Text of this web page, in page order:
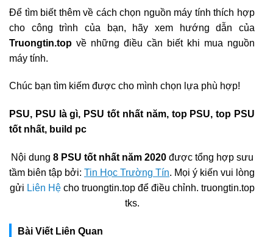
Để tìm biết thêm về cách chọn nguồn máy tính thích hợp
cho công trình của bạn, hãy xem hướng dẫn của
Truongtin.top về những điều cần biết khi mua nguồn
máy tính.
Chúc bạn tìm kiếm được cho mình chọn lựa phù hợp!
PSU, PSU là gì, PSU tốt nhất năm, top PSU, top PSU
tốt nhất, build pc
Nội dung 8 PSU tốt nhất năm 2020được tổng hợp sưu
tầm biên tập bởi: Tin Học Trường Tín. Mọi ý kiến vui lòng
gửi Liên Hệcho truongtin.top để điều chỉnh. truongtin.top
tks.
Bài Viết Liên Quan